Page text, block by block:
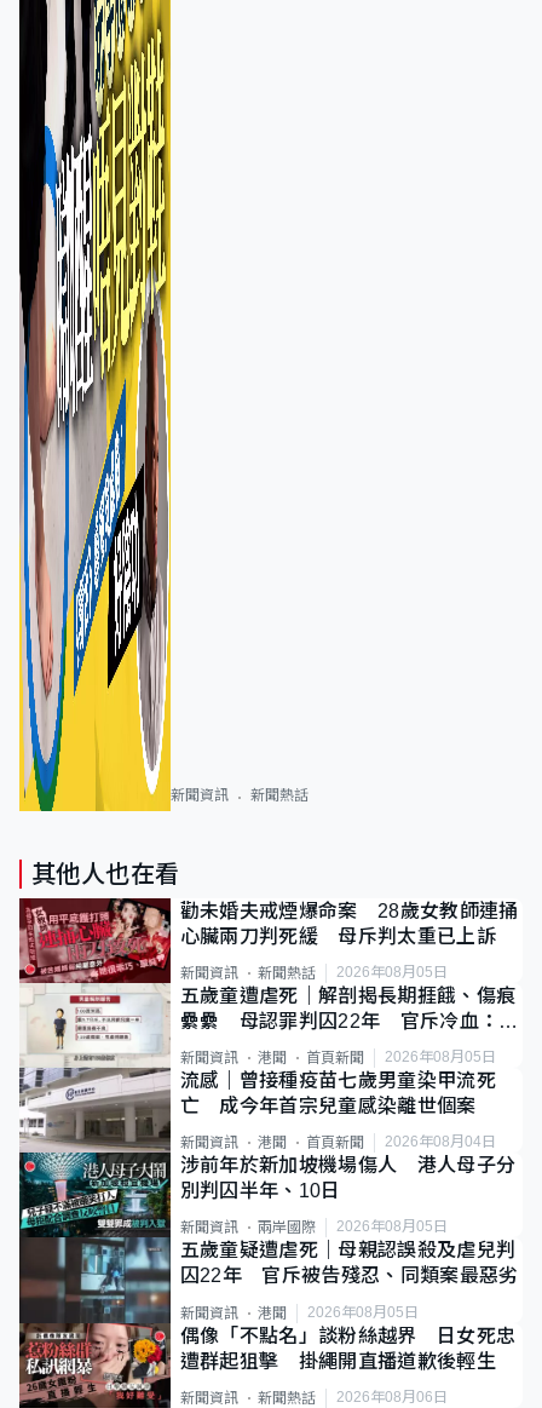
新聞資訊 新聞熱話
其他人也在看
勸未婚夫戒煙爆命案 28歲女教師連捅
心臟兩刀判死緩 母斥判太重已上訴
新聞資訊 新聞熱話 2026年08月05日
五歲童遭虐死｜解剖揭長期捱餓、傷痕
纍纍 母認罪判囚22年 官斥冷血：同
類案最惡劣
新聞資訊 港聞 首頁新聞 2026年08月05日
流感｜曾接種疫苗七歲男童染甲流死
亡 成今年首宗兒童感染離世個案
新聞資訊 港聞 首頁新聞 2026年08月04日
涉前年於新加坡機場傷人 港人母子分
別判囚半年、10日
新聞資訊 兩岸國際 2026年08月05日
五歲童疑遭虐死｜母親認誤殺及虐兒判
囚22年 官斥被告殘忍、同類案最惡劣
新聞資訊 港聞 2026年08月05日
偶像「不點名」談粉絲越界 日女死忠
遭群起狙擊 掛繩開直播道歉後輕生
新聞資訊 新聞熱話 2026年08月06日